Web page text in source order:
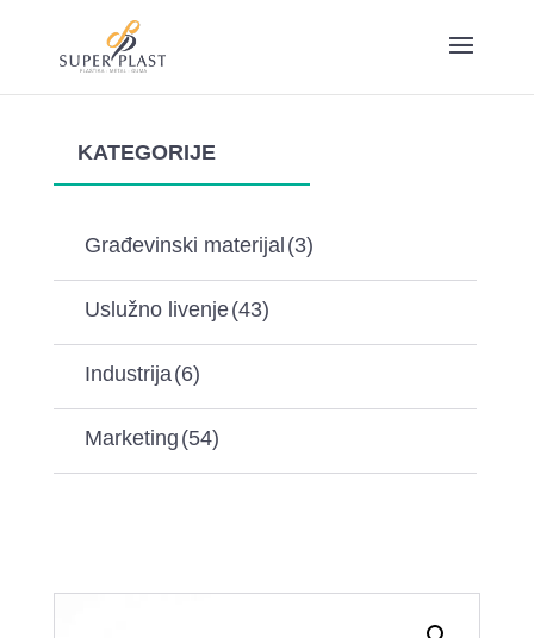
KATEGORIJE
Građevinski materijal (3)
Uslužno livenje(43)
Industrija(6)
Marketing (54)